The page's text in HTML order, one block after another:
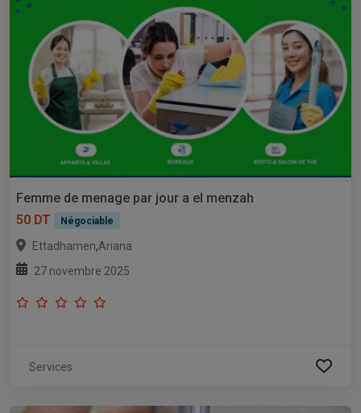
Femme de menage par jour a el menzah
50 DT
Négociable
Ettadhamen,Ariana
27 novembre 2025
Services